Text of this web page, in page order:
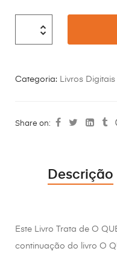
Categoria: Livros Digitais
Share on:
Descrição
Este Livro Trata de O
continuação do livro O